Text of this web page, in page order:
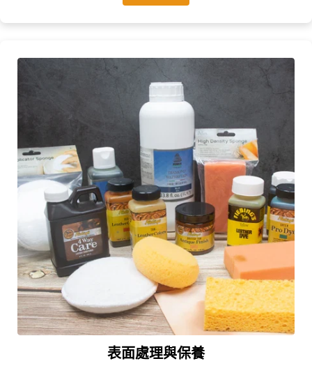
表面處理與保養